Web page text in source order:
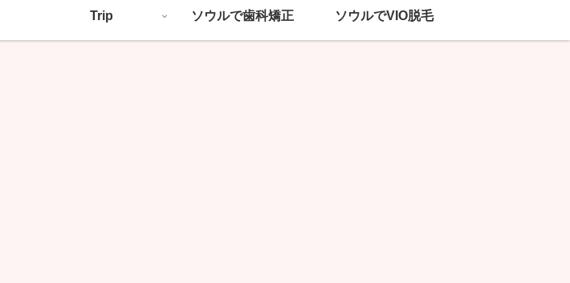
Trip ソウルで歯科矯正 ソウルでVIO脱毛